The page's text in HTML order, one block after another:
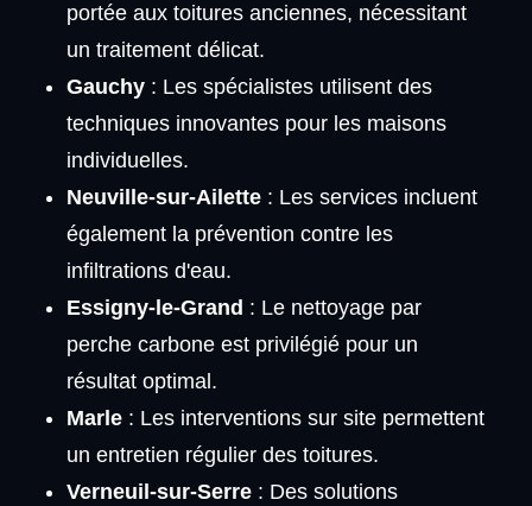
portée aux toitures anciennes, nécessitant
un traitement délicat.
Gauchy: Les spécialistes utilisent des
techniques innovantes pour les maisons
individuelles.
Neuville-sur-Ailette: Les services incluent
également la prévention contre les
infiltrations d'eau.
Essigny-le-Grand : Le nettoyage par
perche carbone est privilégié pour un
résultat optimal.
Marle: Les interventions sur site permettent
un entretien régulier des toitures.
Verneuil-sur-Serre: Des solutions